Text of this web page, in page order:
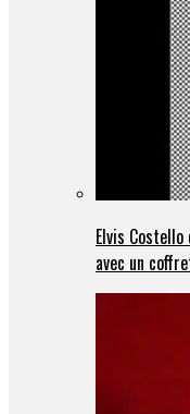
Elvis
avec un